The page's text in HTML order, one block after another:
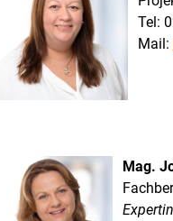
Tel:
Mail:
Mag.